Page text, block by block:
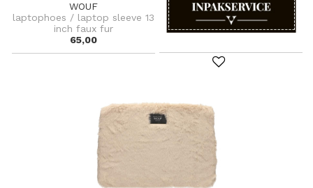
WOUF
laptophoes / laptop sleeve 13
inch faux fur
65,00